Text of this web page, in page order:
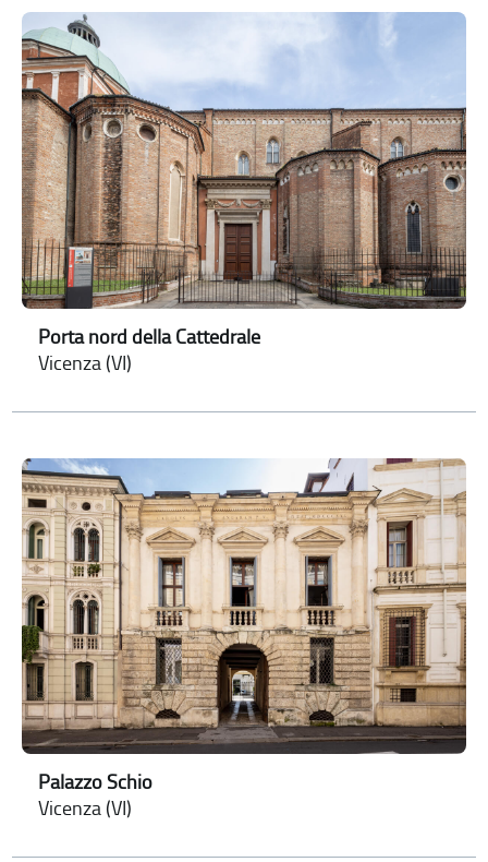
Porta nord della Cattedrale
Vicenza (VI)
Palazzo Schio
Vicenza (VI)